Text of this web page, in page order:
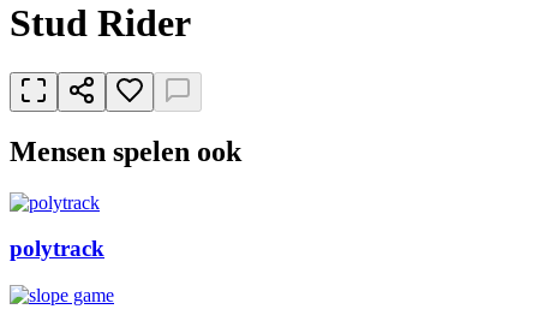
Stud Rider
Mensen spelen ook
polytrack